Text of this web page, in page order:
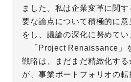
ました。私は企業変革に関
要な論点について積極的に
をし、議論の深化に努めてい
「Project Renaissance」
戦略は、まだまだ精緻化す
が、事業ポートフォリオの